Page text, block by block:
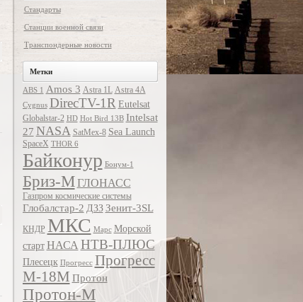
Стандарты
Станции военной связи
Транспондерные новости
Метки
ABS 1 Amos 3 Astra 1L Astra 4A
Cygnus DirecTV-1R Eutelsat
Globalstar-2 HD Hot Bird 13B Intelsat
27 NASA SatMex-8 Sea Launch
SpaceX THOR 6
Байконур Бонум-1
Бриз-МГЛОНАСС
Газпром космические системы
Глобалстар-2 ДЗЗ Зенит-3SL
КНДР МКС Марс Морской
старт НАСАНТВ-ПЛЮС
Плесецк Прогресс Прогресс
М-18М Протон
Протон-М